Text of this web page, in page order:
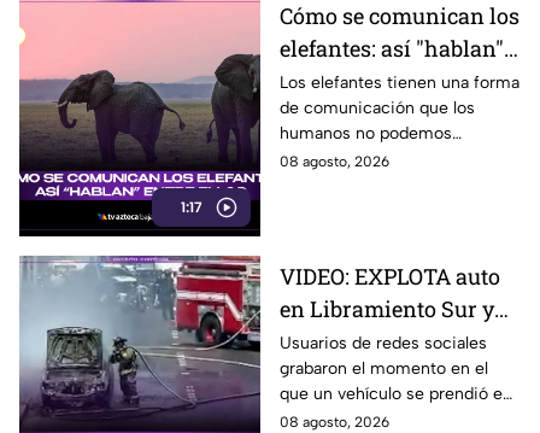
1:17
Cómo se comunican los
elefantes: así "hablan"
entre ellos
Los elefantes tienen una forma
de comunicación que los
humanos no podemos
escuchar, ellos “hablan” de una
08 agosto, 2026
VIDEO: EXPLOTA auto
en Libramiento Sur y
ocasiona fuerte tráfico
en Tijuana este sábado;
cerca de 5 y 10
Usuarios de redes sociales
grabaron el momento en el
que un vehículo se prendió en
llamas sobre el Libramiento, lo
08 agosto, 2026